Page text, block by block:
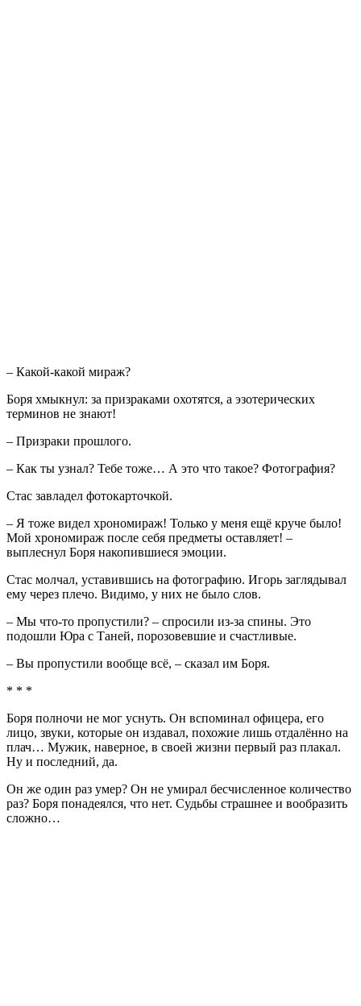
– Какой-какой мираж?
Боря хмыкнул: за призраками охотятся, а эзотерических
терминов не знают!
– Призраки прошлого.
– Как ты узнал? Тебе тоже… А это что такое? Фотография?
Стас завладел фотокарточкой.
– Я тоже видел хрономираж! Только у меня ещё круче было!
Мой хрономираж после себя предметы оставляет! –
выплеснул Боря накопившиеся эмоции.
Стас молчал, уставившись на фотографию. Игорь заглядывал
ему через плечо. Видимо, у них не было слов.
– Мы что-то пропустили? – спросили из-за спины. Это
подошли Юра с Таней, порозовевшие и счастливые.
– Вы пропустили вообще всё, – сказал им Боря.
* * *
Боря полночи не мог уснуть. Он вспоминал офицера, его
лицо, звуки, которые он издавал, похожие лишь отдалённо на
плач… Мужик, наверное, в своей жизни первый раз плакал.
Ну и последний, да.
Он же один раз умер? Он не умирал бесчисленное количество
раз? Боря понадеялся, что нет. Судьбы страшнее и вообразить
сложно…